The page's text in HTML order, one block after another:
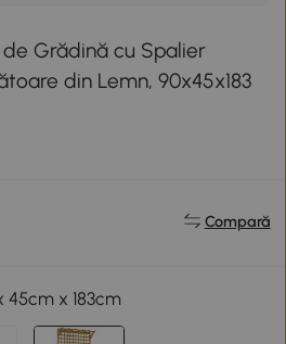
Grădină cu Spalier
din Lemn, 90x45x183
Compară
x 183cm